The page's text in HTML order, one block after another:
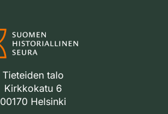
Tieteiden talo
Kirkkokatu 6
00170 Helsinki